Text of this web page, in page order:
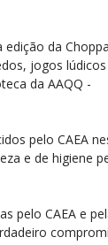
da
jogos lúdicos
da AAQQ -
pelo CAEA
e de higiene
pelo CAEA e